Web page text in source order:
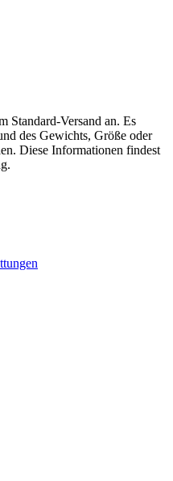
Standard-Versand an. Es
des Gewichts, Größe oder
Diese Informationen findest